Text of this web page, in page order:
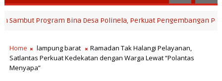
Program Bina Desa Polinela, Perkuat Pengembangan Potensi
Home lampung barat
Ramadan Tak Halangi Pelayanan,
Satlantas Perkuat Kedekatan dengan Warga Lewat “Polantas
Menyapa”